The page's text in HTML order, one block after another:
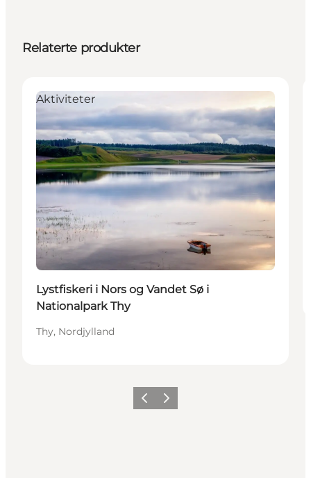
Relaterte produkter
Aktiviteter
Lystfiskeri i Nors og Vandet Sø i
Nationalpark Thy
Thy, Nordjylland
ForrigeNeste